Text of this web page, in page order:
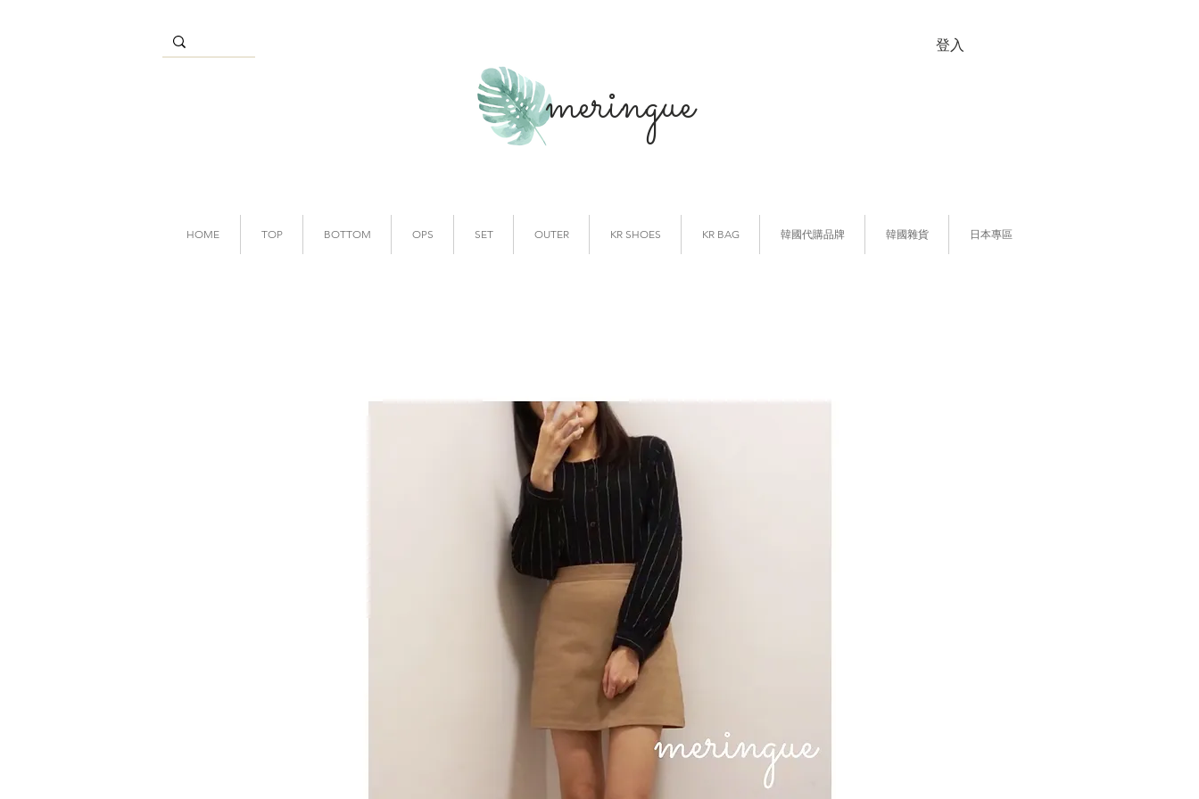
meringue
登入
HOME TOP BOTTOM OPS SET OUTER KR SHOES KR BAG 韓國代購品牌 韓國雜貨 日本專區